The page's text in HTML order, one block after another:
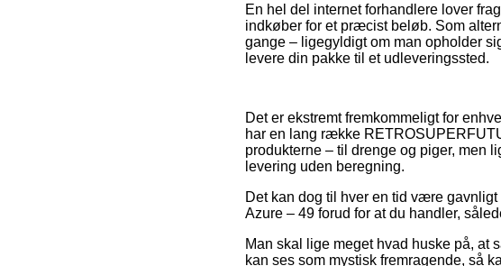
En hel del internet forhandlere lover
indkøber for et præcist beløb. Som
gange – ligegyldigt om man opholder
levere din pakke til et udleveringssted.
Det er ekstremt fremkommeligt for
har en lang række
produkterne – til drenge og piger, men
levering uden beregning.
Det kan dog til hver en tid være
Azure – 49 forud for at du handler,
Man skal lige meget hvad huske på, at
kan ses som mystisk fremragende, så